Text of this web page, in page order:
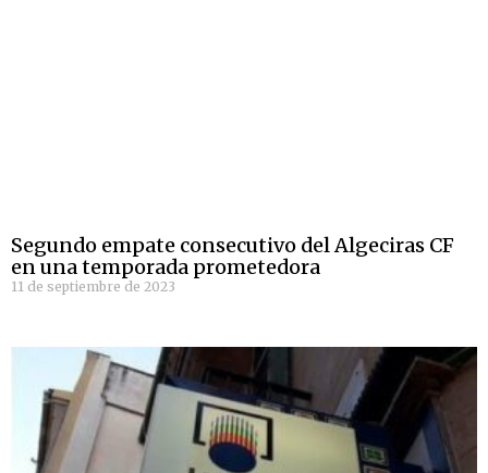
Segundo empate consecutivo del Algeciras CF
en una temporada prometedora
11 de septiembre de 2023